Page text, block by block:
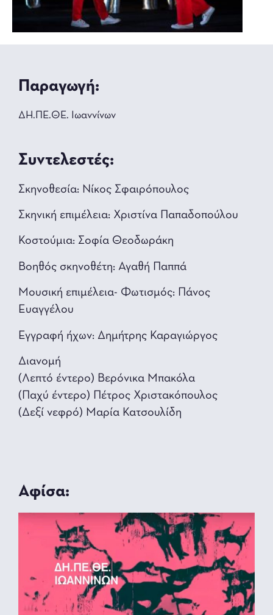
Παραγωγή:
ΔΗ.ΠΕ.ΘΕ. Ιωαννίνων
Συντελεστές:
Σκηνοθεσία: Νίκος Σφαιρόπουλος
Σκηνική επιμέλεια: Χριστίνα Παπαδοπούλου
Κοστούμια: Σοφία Θεοδωράκη
Βοηθός σκηνοθέτη: Αγαθή Παππά
Μουσική επιμέλεια- Φωτισμός: Πάνος
Ευαγγέλου
Εγγραφή ήχων: Δημήτρης Καραγιώργος
Διανομή
(Λεπτό έντερο) Βερόνικα Μπακόλα
(Παχύ έντερο) Πέτρος Χριστακόπουλος
(Δεξί νεφρό) Μαρία Κατσουλίδη
Αφίσα: